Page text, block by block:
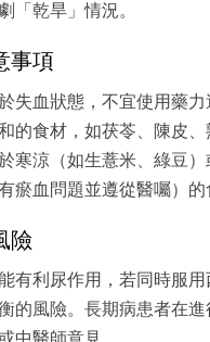
「乾旱」情況。
事項
失血狀態，不宜使用藥
的食材，如茯苓、陳皮、
寒涼（如生薏米、綠豆）
瘀血問題並遵從醫囑）的
險
有利尿作用，若同時服用
的風險。長期病患者在進
中醫師意見。